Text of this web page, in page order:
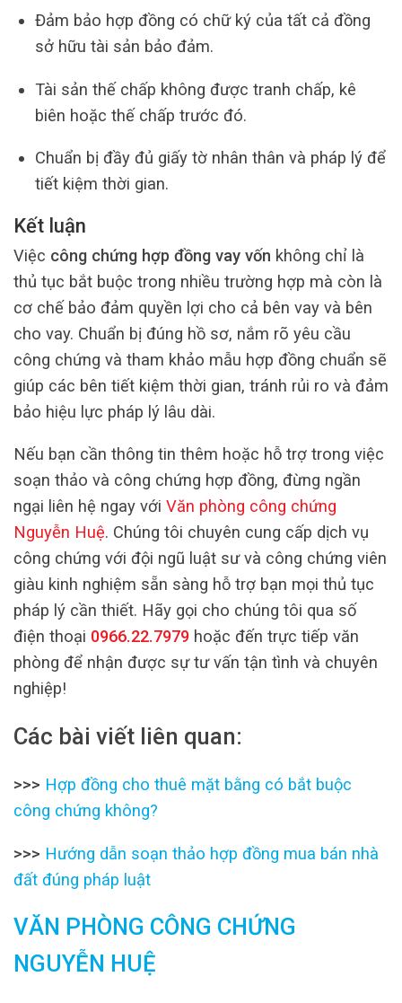
Đảm bảo hợp đồng có chữ ký của tất cả đồng
sở hữu tài sản bảo đảm.
Tài sản thế chấp không được tranh chấp, kê
biên hoặc thế chấp trước đó.
Chuẩn bị đầy đủ giấy tờ nhân thân và pháp lý để
tiết kiệm thời gian.
Kết luận
Việc công chứng hợp đồng vay vốn không chỉ là
thủ tục bắt buộc trong nhiều trường hợp mà còn là
cơ chế bảo đảm quyền lợi cho cả bên vay và bên
cho vay. Chuẩn bị đúng hồ sơ, nắm rõ yêu cầu
công chứng và tham khảo mẫu hợp đồng chuẩn sẽ
giúp các bên tiết kiệm thời gian, tránh rủi ro và đảm
bảo hiệu lực pháp lý lâu dài.
Nếu bạn cần thông tin thêm hoặc hỗ trợ trong việc
soạn thảo và công chứng hợp đồng, đừng ngần
ngại liên hệ ngay với Văn phòng công chứng
Nguyễn Huệ. Chúng tôi chuyên cung cấp dịch vụ
công chứng với đội ngũ luật sư và công chứng viên
giàu kinh nghiệm sẵn sàng hỗ trợ bạn mọi thủ tục
pháp lý cần thiết. Hãy gọi cho chúng tôi qua số
điện thoại 0966.22.7979 hoặc đến trực tiếp văn
phòng để nhận được sự tư vấn tận tình và chuyên
nghiệp!
Các bài viết liên quan:
>>> Hợp đồng cho thuê mặt bằng có bắt buộc
công chứng không?
>>> Hướng dẫn soạn thảo hợp đồng mua bán nhà
đất đúng pháp luật
VĂN PHÒNG CÔNG CHỨNG
NGUYỄN HUỆ